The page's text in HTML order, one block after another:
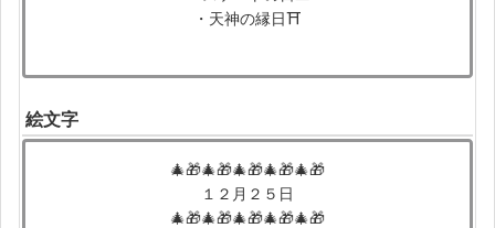
・天神の縁日⛩️
絵文字
🎄🎁🎄🎁🎄🎁🎄🎁🎄🎁
１２月２５日
🎄🎁🎄🎁🎄🎁🎄🎁🎄🎁